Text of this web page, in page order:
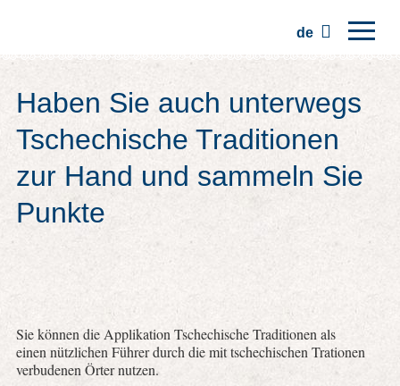
de
Regionen
Traditionen
Ausflüge
Kommunität
Haben Sie auch unterwegs
Tschechische Traditionen
zur Hand und sammeln Sie
Punkte
Sie können die Applikation Tschechische Traditionen als
einen nützlichen Führer durch die mit tschechischen Trationen
verbudenen Örter nutzen.